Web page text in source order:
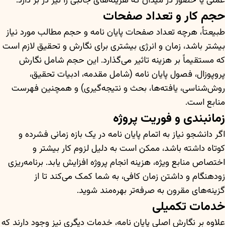
حجم کار و تعداد صفحات
طبیعتاً، هرچه تعداد صفحات پایان نامه و حجم مطالب مورد نیاز
بیشتر باشد، زمان و انرژی بیشتری برای نگارش و تحقیق لازم است
که مستقیماً بر هزینه تاثیر می‌گذارد. این حجم شامل نگارش
پروپوزال، فصول پایان نامه (شامل مقدمه، ادبیات تحقیق،
روش‌شناسی، یافته‌ها، بحث و نتیجه‌گیری) و همچنین فهرست
منابع است.
زمانبندی و فوریت پروژه
اگر دانشجو نیاز به اتمام پایان نامه در یک بازه زمانی فشرده و
کوتاه داشته باشد، ممکن است به دلیل لزوم کار بیشتر و
اختصاص منابع ویژه، هزینه انجام پروژه افزایش یابد. برنامه‌ریزی
زودهنگام و داشتن زمان کافی، به شما کمک می‌کند تا از
گزینه‌های مقرون به صرفه‌تر بهره‌مند شوید.
خدمات تکمیلی
علاوه بر نگارش اصلی پایان نامه، خدمات دیگری نیز وجود دارند که